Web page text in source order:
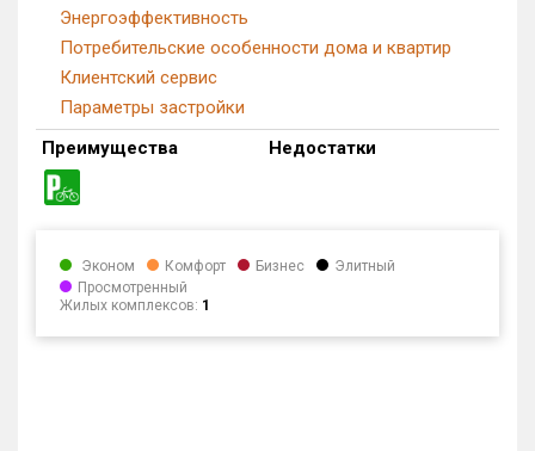
Энергоэффективность
Потребительские особенности дома и квартир
Клиентский сервис
Параметры застройки
Преимущества
Недостатки
Эконом Комфорт Бизнес
Элитный
Просмотренный
Жилых комплексов: 1